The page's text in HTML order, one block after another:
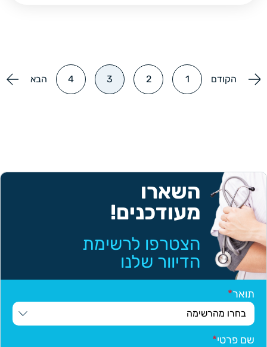
הקודם 1
2
3
4 הבא
השארו
מעודכנים!
הצטרפו לרשימת
הדיוור שלנו
תואר
שם פרטי